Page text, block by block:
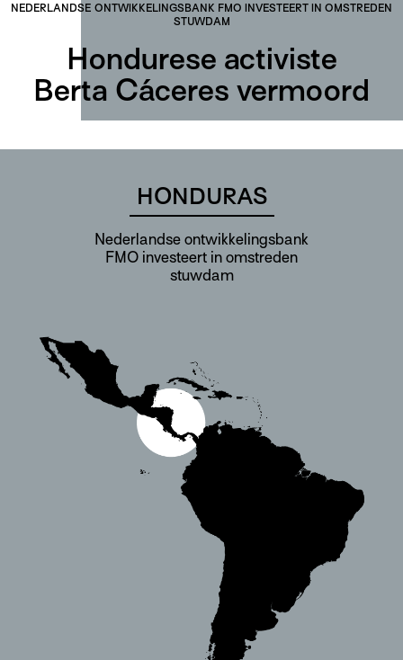
NEDERLANDSE ONTWIKKELINGSBANK FMO INVESTEERT IN OMSTREDEN
STUWDAM
Hondurese activiste
Berta Cáceres vermoord
HONDURAS
Nederlandse ontwikkelingsbank
FMO investeert in omstreden
stuwdam